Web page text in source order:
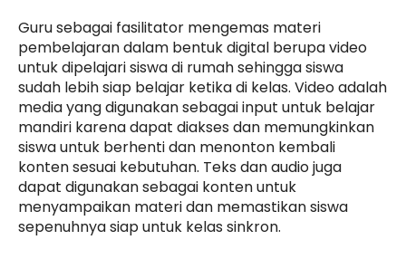
Guru sebagai fasilitator mengemas materi
pembelajaran dalam bentuk digital berupa video
untuk dipelajari siswa di rumah sehingga siswa
sudah lebih siap belajar ketika di kelas. Video adalah
media yang digunakan sebagai input untuk belajar
mandiri karena dapat diakses dan memungkinkan
siswa untuk berhenti dan menonton kembali
konten sesuai kebutuhan. Teks dan audio juga
dapat digunakan sebagai konten untuk
menyampaikan materi dan memastikan siswa
sepenuhnya siap untuk kelas sinkron.